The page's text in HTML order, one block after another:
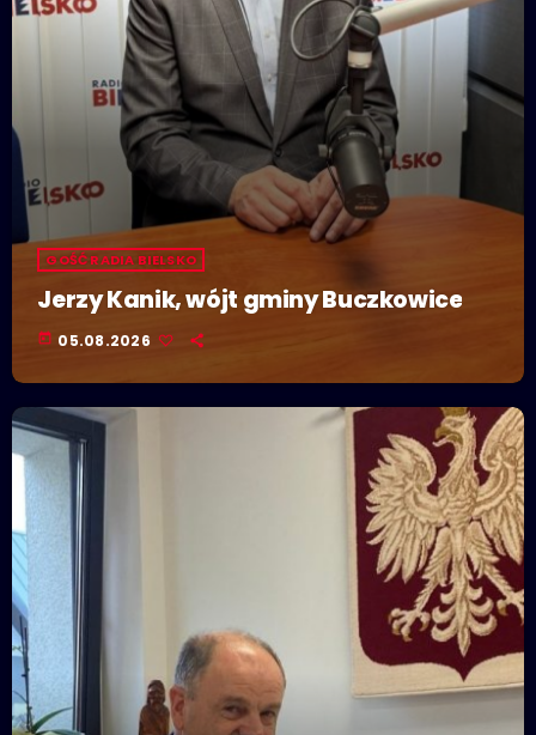
GOŚĆ RADIA BIELSKO
Jerzy Kanik, wójt gminy Buczkowice
today 05.08.2026